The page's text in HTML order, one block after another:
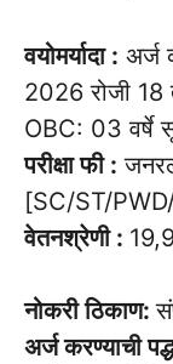
वयोमर्यादा : अर्ज
2026 रोजी 18
OBC: 03 वर्षे
परीक्षा फी :
[SC/ST/PWD/
वेतनश्रेणी :
नोकरी ठिकाण:
अर्ज करण्याची